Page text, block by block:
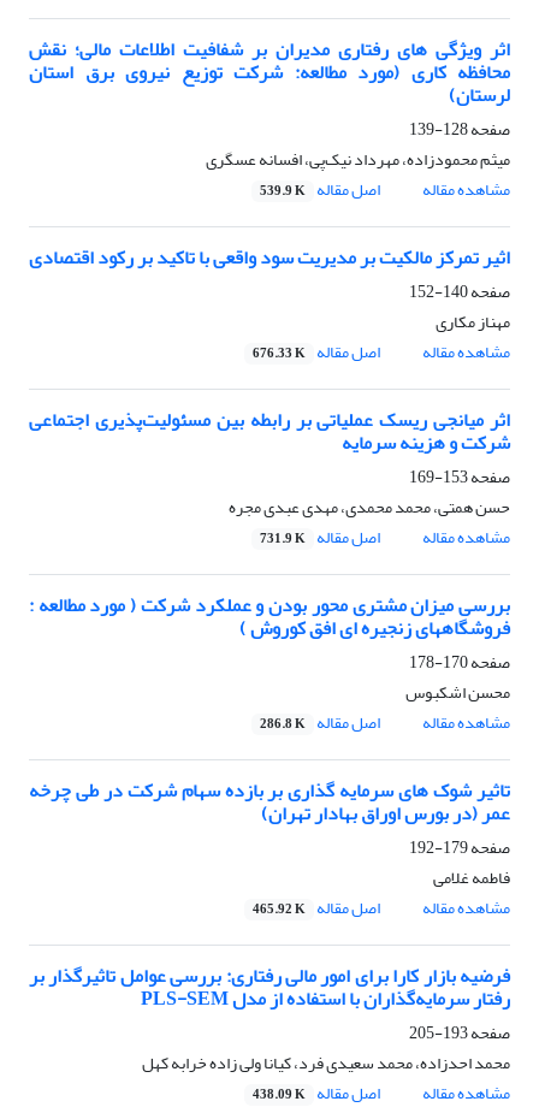
اثر ویژگی های رفتاری مدیران بر شفافیت اطلاعات مالی؛ نقش
محافظه کاری (مورد مطالعه: شرکت توزیع نیروی برق استان
لرستان)
صفحه128-139
میثم محمودزاده، مهرداد نیک‌پی، افسانه عسگری
مشاهده مقاله
اصل مقاله 539.9 K
اثیر تمرکز مالکیت بر مدیریت سود واقعی با تاکید بر رکود اقتصادی
صفحه140-152
مهناز مکاری
مشاهده مقاله
اصل مقاله 676.33 K
اثر میانجی ریسک عملیاتی بر رابطه بین مسئولیت‌پذیری اجتماعی
شرکت و هزینه سرمایه
صفحه153-169
حسن همتی، محمد محمدی، مهدی عبدی مجره
مشاهده مقاله
اصل مقاله 731.9 K
بررسی میزان مشتری محور بودن و عملکرد شرکت ( مورد مطالعه :
فروشگاههای زنجیره ای افق کوروش )
صفحه170-178
محسن اشکبوس
مشاهده مقاله
اصل مقاله 286.8 K
تاثیر شوک های سرمایه گذاری بر بازده سهام شرکت در طی چرخه
عمر (در بورس اوراق بهادار تهران)
صفحه179-192
فاطمه غلامی
مشاهده مقاله
اصل مقاله 465.92 K
فرضیه بازار کارا برای امور مالی رفتاری: بررسی عوامل تاثیرگذار بر
رفتار سرمایه‌گذاران با استفاده از مدل PLS-SEM
صفحه193-205
محمد احدزاده، محمد سعیدی فرد، کیانا ولی زاده خرابه کهل
مشاهده مقاله
اصل مقاله 438.09 K